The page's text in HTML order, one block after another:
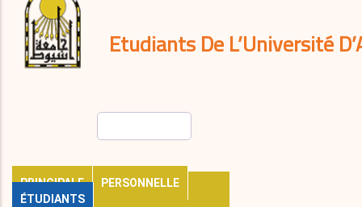
Etudiants De L’Université
PRINCIPALE
PERSONNELLE
ÉTUDIANTS
Expatriés
Journal